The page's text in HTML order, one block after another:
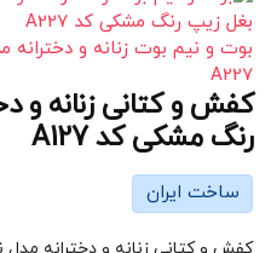
بوت و نیم بوت زنانه و
A227
رنگ مشکی کد A127
ساخت ایران